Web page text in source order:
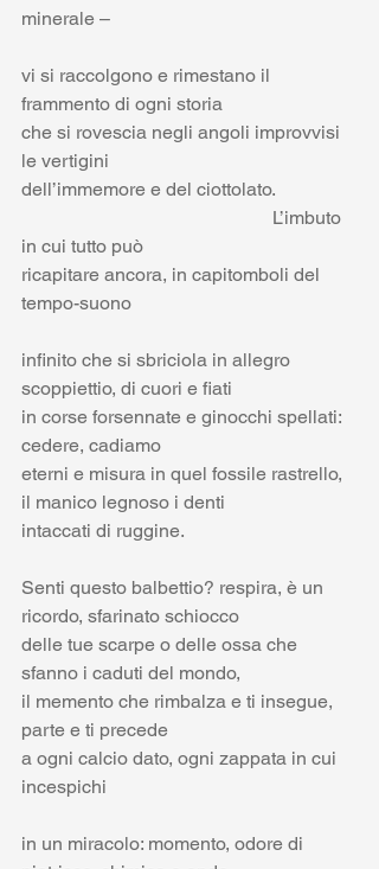
minerale –
vi si raccolgono e rimestano il
frammento di ogni storia
che si rovescia negli angoli improvvisi
le vertigini
dell’immemore e del ciottolato.
in cui tutto può
ricapitare ancora, in capitomboli del
tempo-suono
infinito che si sbriciola in allegro
scoppiettio, di cuori e fiati
in corse forsennate e ginocchi spellati:
cedere, cadiamo
eterni e misura in quel fossile rastrello,
il manico legnoso i denti
intaccati di ruggine.
Senti questo balbettio? respira, è un
ricordo, sfarinato schiocco
delle tue scarpe o delle ossa che
sfanno i caduti del mondo,
il memento che rimbalza e ti insegue,
parte e ti precede
a ogni calcio dato, ogni zappata in cui
incespichi
in un miracolo: momento, odore di